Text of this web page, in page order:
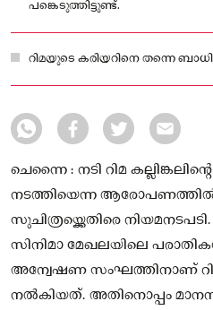
പങ്കെടുത്തിട്ടുണ്ട്.
റിമയുടെ കരിയറിനെ തന്നെ
ചെന്നൈ : നടി റിമ
നടത്തിയെന്ന ആരോപണത്തിൽ
സുചിത്രയ്ക്കെതിരെ
സിനിമാ മേഖലയിലെ
അന്വേഷണ സംഘത്തിനാണ് റിമ
നൽകിയത്. അതിനൊപ്പം